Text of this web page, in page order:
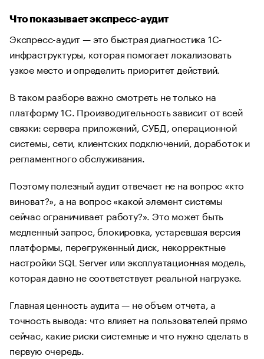
Что показывает экспресс-аудит
Экспресс-аудит — это быстрая диагностика 1С-
инфраструктуры, которая помогает локализовать
узкое место и определить приоритет действий.
В таком разборе важно смотреть не только на
платформу 1С. Производительность зависит от всей
связки: сервера приложений, СУБД, операционной
системы, сети, клиентских подключений, доработок и
регламентного обслуживания.
Поэтому полезный аудит отвечает не на вопрос «кто
виноват?», а на вопрос «какой элемент системы
сейчас ограничивает работу?». Это может быть
медленный запрос, блокировка, устаревшая версия
платформы, перегруженный диск, некорректные
настройки SQL Server или эксплуатационная модель,
которая давно не соответствует реальной нагрузке.
Главная ценность аудита — не объем отчета, а
точность вывода: что влияет на пользователей прямо
сейчас, какие риски системные и что нужно сделать в
первую очередь.